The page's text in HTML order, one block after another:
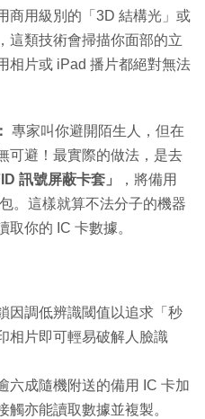
商用級別的「3D 結構光」或
這類技術會掃描你面部的立
相片或 iPad 播片都絕對無法
專家叫你避開陌生人，但在
可避！最實際的做法，是去
訊號屏蔽卡套」
，將備用
。這樣就算不法分子的機器
取你的 IC 卡數據。
因調低辨識閾值以追求「秒
相片即可輕易破解人臉識
六成隨機附送的備用 IC 卡加
觸亦能讀取數據並複製。